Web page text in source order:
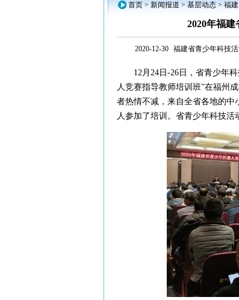
首页 > 新闻报道 > 基层动态 > 福建
2020年福
2020-12-30 福建省青少年科技
12月24日-26日，省青少年科
人竞赛指导教师培训班”在福州
者热情不减，来自全省各地的中
人参加了培训。省青少年科技活